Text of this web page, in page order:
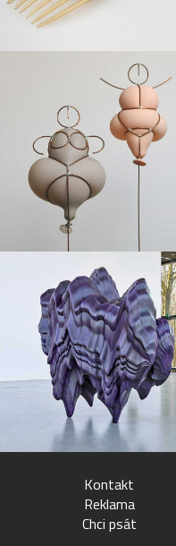
Kontakt
Reklama
Chci psát